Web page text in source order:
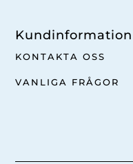
Kundinformation
KONTAKTA OSS
VANLIGA FRÅGOR